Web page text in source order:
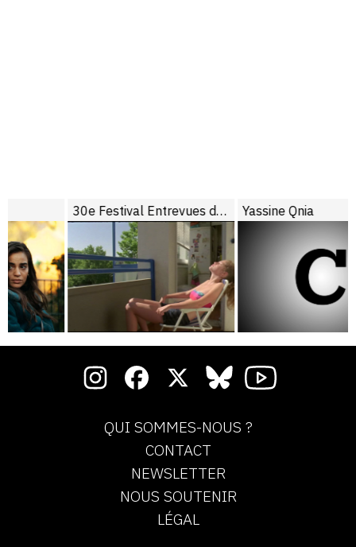
30e Festival Entrevues de Belfort Yassine Qnia
QUI SOMMES-NOUS ?
CONTACT
NEWSLETTER
NOUS SOUTENIR
LÉGAL